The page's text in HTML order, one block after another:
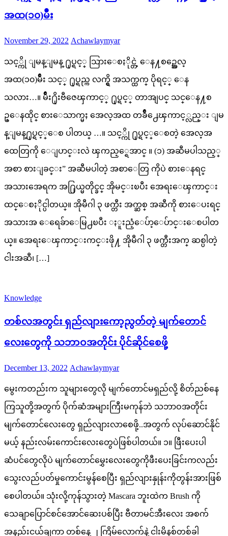
အထ(၁၀)မ်ိဳး
Posted
November 29, 2022 Author
Achawlaymyar
သင့္ကို ျမန္ျမန္ ႐ုပ္ရင့္ သြားေစႏိုင္တဲ့ ေန႔စဥ္အေလ့
အထ(၁၀)မ်ိဳး သင့္ ႐ုပ္ရည္က လက္ရွိ အသက္ထက္ ပိုရင့္ ေန
သလား…။ မ်ိဳး႐ိုးဗီဇေၾကာင့္ ႐ုပ္ရင့္ တာအျပင္ သင္ေန႔စ
ဥ္ေနထိုင္ စားေသာက္မႈ အေလ့အထ တခ်ိဳ႕ေၾကာင့္လည္း ျမ
န္ျမန္႐ုပ္ရင့္ေစ ပါတယ္ …။ သင့္ကို ႐ုပ္ရင့္ေစတဲ့ အေလ့အ
ထေတြကို ေျပာင္းလဲ ၾကည့္ရေအာင္ ။ (၁) အဆီမပါသည့္
အစာ စားျခင္း” အဆီမပါတဲ့ အစာေတြ ကိုပဲ စားေနရင္
အသားအေရက အ႐ြယ္မတိုင္ခင္ အိုမင္းၿပီး အေရးေၾကာင္း
ထင္ေစႏိုင္ပါတယ္။ အိုမီဂါ ၃ ဖက္တီး အက္ဆစ္ အဆီကို စားေပးရင္
အသားအ ေရေခ်ာေမြ႕ၿပီး ႏူးညံ့ေပ်ာ့ေပ်ာင္းေစပါတ
ယ္။ အေရးေၾကာင္းကင္းဖို႔ အိုမီဂါ ၃ ဖက္တီးအက္ ဆစ္ပါတဲ့
ငါးအဆီ၊ […]
Knowledge
တစ်လအတွင်း ရှည်လျားကော့ညွတ်တဲ့ မျက်တောင်
လေးတွေကို သဘာဝအတိုင်း ပိုင်ဆိုင်စေဖို့
Posted
December 13, 2022 Author
Achawlaymyar
မွေးကတည်းက သူများတွေလို မျက်တောင်မရှည်လို့ စိတ်ညစ်နေ
ကြသူတို့အတွက် ပိုက်ဆံအများကြီးမကုန်ဘဲ သဘာဝအတိုင်း
မျက်တောင်လေးတွေ ရှည်လျားလာစေဖို့..အတွက် လုပ်ဆောင်နိုင်
မယ့် နည်းလမ်းကောင်းလေးတွေပဲဖြစ်ပါတယ်။ ၁။ ဖြီးပေးပါ
ဆံပင်တွေလိုပဲ မျက်တောင်မွှေးလေးတွေကိုဖီးပေးခြင်းကလည်း
သွေးလည်ပတ်မှုကောင်းမွန်စေပြီး ရှည်လျားနှုန်းကိုတွန်းအားဖြစ်
စေပါတယ်။ သုံးလို့ကုန်သွားတဲ့ Mascara ဘူးထဲက Brush ကို
သေချာပြောင်စင်အောင်ဆေးပစ်ပြီး ဗီတာမင်အီးလေး အစက်
အနည်းငယ်ချကာ တစ်နေ့ ၂ ကြိမ်လောက်နဲ့ ငါးမိနစ်တစ်ခါ